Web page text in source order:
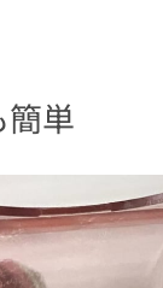
簡単